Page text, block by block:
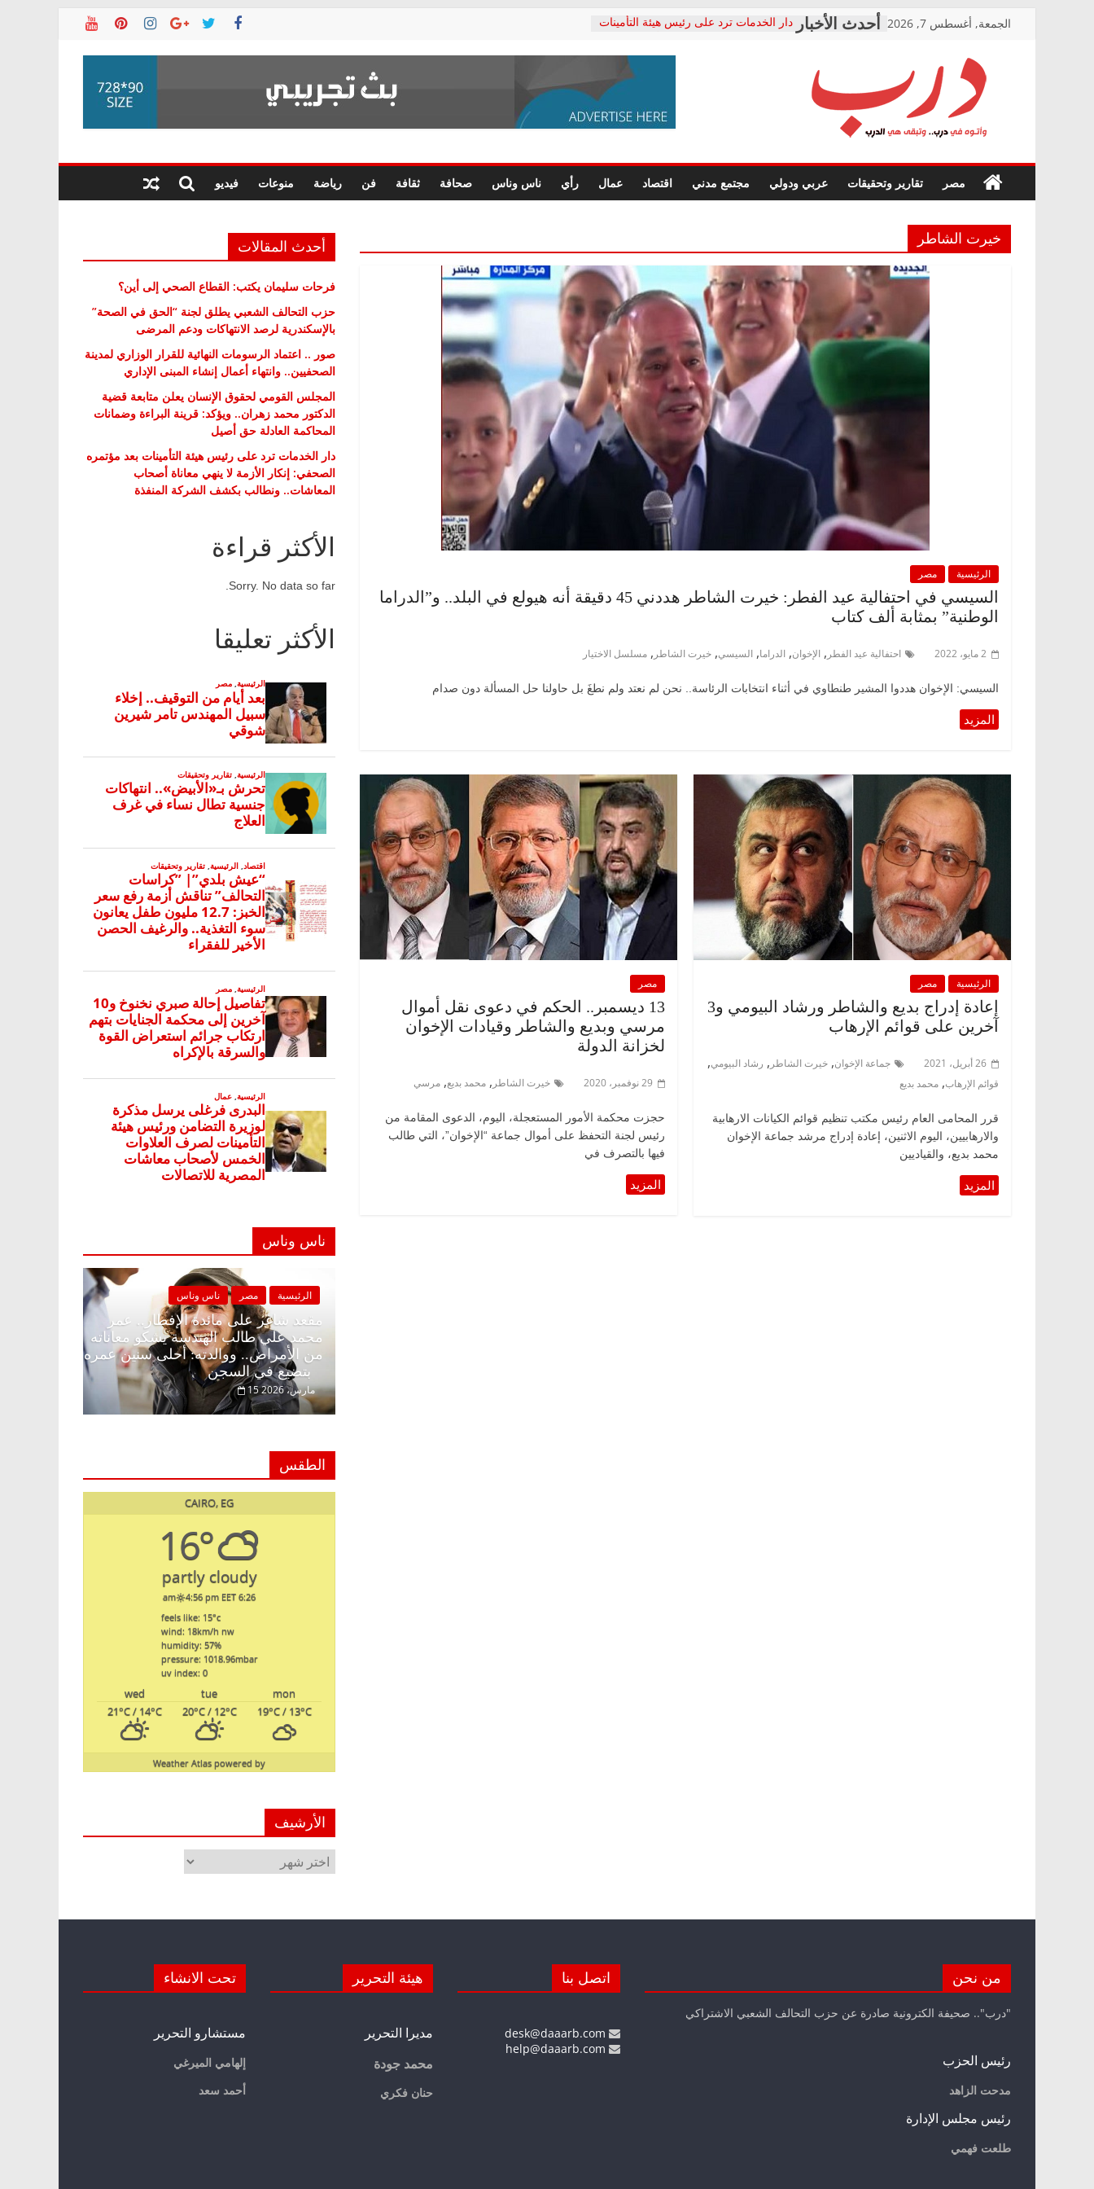
الجمعة, أغسطس 7, 2026
دار الخدمات ترد على رئيس هيئة التأمينات
معاناة أصحاب المعاشات.. ونطالب بكشف
فرحات سليمان يكتب: القطاع الصحي إلى
حزب التحالف الشعبي يطلق لجنة “الحق
صور .. اعتماد الرسومات النهائية للقرار
الوزاري لمدينة الصحفيين.. وانتهاء أعمال
إنشاء المبنى الإداري
قرينة البراءة وضمانات المحاكمة العادلة
حق أصيل
درب
في
درب..
هي
الدرب
مصر تقارير وتحقيقات عربي ودولي مجتمع مدني اقتصاد عمال رأي ناس وناس صحافة ثقافة فن رياضة منوعات فيديو
خيرت الشاطر
الرئيسية مصر
السيسي في احتفالية عيد الفطر: خيرت الشاطر هددني 45 دقيقة أنه هيولع في البلد.. و”الدراما
الوطنية” بمثابة ألف كتاب
2 مايو، 2022 احتفالية عيد الفطر , الإخوان, الدراما, السيسي, خيرت الشاطر , مسلسل الاختيار
السيسي: الإخوان هددوا المشير طنطاوي في أثناء انتخابات الرئاسة.. نحن لم نعتد ولم نطغَ بل حاولنا حل المسألة دون صدام
الرئيسية مصر
إعادة إدراج بديع والشاطر ورشاد البيومي و3
آخرين على قوائم الإرهاب
26 أبريل، 2021 جماعة الإخوان, خيرت الشاطر , رشاد البيومي,
قوائم الإرهاب, محمد بديع
قرر المحامى العام رئيس مكتب تنظيم قوائم الكيانات الارهابية
والارهابيين، اليوم الاثنين، إعادة إدراج مرشد جماعة الإخوان
محمد بديع، والقياديين
مصر
13 ديسمبر.. الحكم في دعوى نقل أموال
مرسي وبديع والشاطر وقيادات الإخوان
لخزانة الدولة
29 نوفمبر، 2020 خيرت الشاطر ,محمد بديع,مرسي
حجزت محكمة الأمور المستعجلة، اليوم، الدعوى المقامة من
رئيس لجنة التحفظ على أموال جماعة “الإخوان”، التي طالب
فيها بالتصرف في
أحدث المقالات
فرحات سليمان يكتب: القطاع الصحي إلى أين؟
حزب التحالف الشعبي يطلق لجنة “الحق في الصحة”
بالإسكندرية لرصد الانتهاكات ودعم المرضى
صور .. اعتماد الرسومات النهائية للقرار الوزاري لمدينة
الصحفيين.. وانتهاء أعمال إنشاء المبنى الإداري
المجلس القومي لحقوق الإنسان يعلن متابعة قضية
الدكتور محمد زهران.. ويؤكد: قرينة البراءة وضمانات
المحاكمة العادلة حق أصيل
دار الخدمات ترد على رئيس هيئة التأمينات بعد مؤتمره
الصحفي: إنكار الأزمة لا ينهي معاناة أصحاب
المعاشات.. ونطالب بكشف الشركة المنفذة
الأكثر قراءة
Sorry. No data so far.
الأكثر تعليقا
ناس وناس
الرئيسية ناس وناس
مقعد شاغر على مائدة الإفطار..
محمد علي طالب الهندسة يشكو
من الأمراض.. ووالدته: أحلى سنين
بتضيع في السجن
15 مارس، 2026
مقعد شاغر على الإفطار وبلكونة بلا زينة
رمضان.. د. عبدالخالق فاروق خبير
اقتصادي في انتظار حلم الحرية ولمة
الطقس
CAIRO, EG
16°
partly cloudy
6:26 am
4:56 pm EET
feels like: 15°c
wind: 18km/h nw
humidity: 57%
pressure: 1018.96mbar
uv index: 0
mon
tue
wed
19°C/ 13°C
20°C/ 12°C
21°C/ 14°C
powered by
Weather Atlas
الأرشيف
الأرشيف
من نحن
"درب".. صحيفة الكترونية صادرة عن حزب التحالف الشعبي الاشتراكي
رئيس الحزب
مدحت الزاهد
رئيس مجلس الإدارة
طلعت فهمي
اتصل بنا هيئة التحرير
مديرا التحرير
محمد جودة
حنان فكري
تحت الانشاء
مستشارو التحرير
إلهامي الميرغي
أحمد سعد